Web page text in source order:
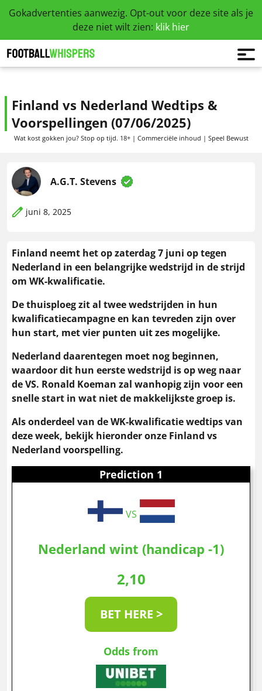
Gokadvertenties aanwezig. Opt-out voor deze site als je
deze niet wilt zien: klik hier
Finland vs Nederland Wedtips &
Voorspellingen (07/06/2025)
Wat kost gokken jou? Stop op tijd. 18+ | Commerciële inhoud | Speel Bewust
A.G.T. Stevens
juni 8, 2025
Finland neemt het op zaterdag 7 juni op tegen
Nederland in een belangrijke wedstrijd in de strijd
om WK-kwalificatie.
De thuisploeg zit al twee wedstrijden in hun
kwalificatiecampagne en kan tevreden zijn over
hun start, met vier punten uit zes mogelijke.
Nederland daarentegen moet nog beginnen,
waardoor dit hun eerste wedstrijd is op weg naar
de VS. Ronald Koeman zal wanhopig zijn voor een
snelle start in wat niet de makkelijkste groep is.
Als onderdeel van de WK-kwalificatie wedtips van
deze week, bekijk hieronder onze Finland vs
Nederland voorspelling.
Prediction 1
VS
Nederland wint (handicap -1)
2,10
BET HERE >
Odds from